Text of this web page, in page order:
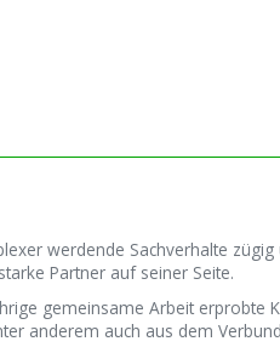
werdende Sachverhalte
Partner auf seiner Seite.
gemeinsame Arbeit erprobte
anderem auch aus dem